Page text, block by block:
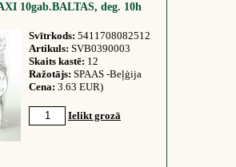
10gab.BALTAS, deg. 10h
Svītrkods: 5411708082512
Artikuls: SVB0390003
Skaits kastē: 12
Ražotājs: SPAAS -Beļģija
Cena: 3.63 EUR)
Ielikt grozā